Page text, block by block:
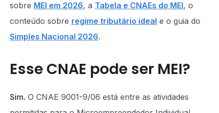
sobre MEI em 2026, a Tabela e CNAEs do MEI, o
conteúdo sobre regime tributário ideal e o guia do
Simples Nacional 2026.
Esse CNAE pode ser MEI?
Sim. O CNAE 9001-9/06 está entre as atividades